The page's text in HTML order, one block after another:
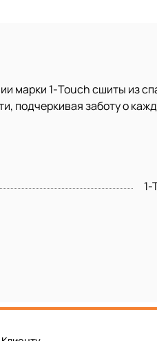
марки 1-Touch сшиты из
подчеркивая заботу о
1-